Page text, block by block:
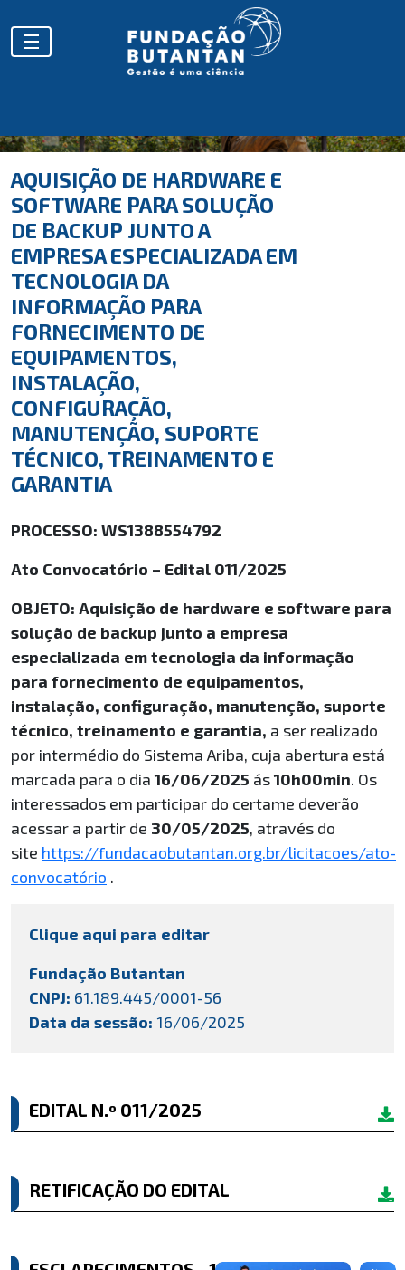
AQUISIÇÃO DE HARDWARE E
SOFTWARE PARA SOLUÇÃO
DE BACKUP JUNTO A
EMPRESA ESPECIALIZADA EM
TECNOLOGIA DA
INFORMAÇÃO PARA
FORNECIMENTO DE
EQUIPAMENTOS,
INSTALAÇÃO,
CONFIGURAÇÃO,
MANUTENÇÃO, SUPORTE
TÉCNICO, TREINAMENTO E
GARANTIA
PROCESSO: WS1388554792
Ato Convocatório – Edital 011/2025
OBJETO: Aquisição de hardware e software para
solução de backup junto a empresa
especializada em tecnologia da informação
para fornecimento de equipamentos,
instalação, configuração, manutenção, suporte
técnico, treinamento e garantia, a ser realizado
por intermédio do Sistema Ariba, cuja abertura está
marcada para o dia 16/06/2025 ás10h00min. Os
interessados em participar do certame deverão
acessar a partir de 30/05/2025, através do
site https://fundacaobutantan.org.br/licitacoes/ato-
convocatório .
Clique aqui para editar
Fundação Butantan
CNPJ: 61.189.445/0001-56
Data da sessão: 16/06/2025
EDITAL N.º 011/2025
RETIFICAÇÃO DO EDITAL